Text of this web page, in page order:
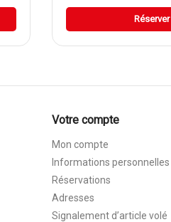
Réserver
Votre compte
Mon compte
Informations personnelles
Réservations
Adresses
Signalement d’article volé